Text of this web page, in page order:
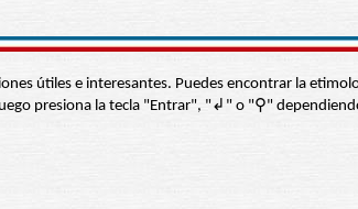
útiles e interesantes. Puedes encontrar la
presiona la tecla "Entrar", "↲" o "⚲"